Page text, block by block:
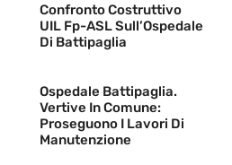
Confronto Costruttivo
UIL Fp-ASL Sull’Ospedale
Di Battipaglia
Ospedale Battipaglia.
Vertive In Comune:
Proseguono I Lavori Di
Manutenzione